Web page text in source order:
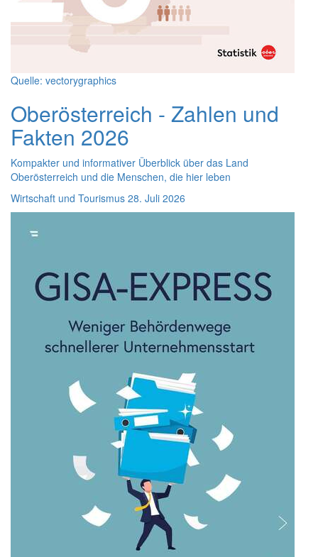
Quelle: vectorygraphics
Oberösterreich - Zahlen und
Fakten 2026
Kompakter und informativer Überblick über das Land
Oberösterreich und die Menschen, die hier leben
Wirtschaft und Tourismus 28. Juli 2026